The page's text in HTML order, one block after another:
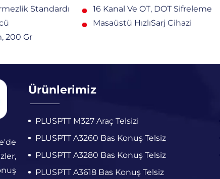
Standardı
200 Gr
16 Kanal Ve OT, DOT Sifreleme
Masaüstü HızlıSarj Cihazi
Ürünlerimiz
PLUSPTT M327 Araç Telsizi
PLUSPTT A3260 Bas Konuş Telsiz
PLUSPTT A3280 Bas Konuş Telsiz
PLUSPTT A3618 Bas Konuş Telsiz